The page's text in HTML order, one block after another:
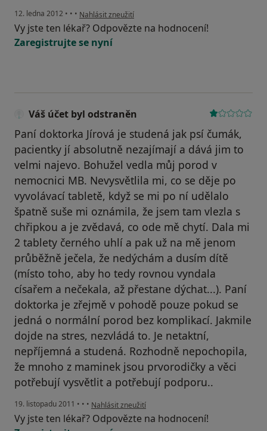
12. ledna 2012 • • • podle názoru uživatele Váš účet byl odstraněn
Nahlásit zneužití
Vy jste ten lékař? Odpovězte na hodnocení!
Zaregistrujte se nyní
Váš účet byl odstraněn
Paní doktorka Jírová je studená jak psí čumák,
pacientky jí absolutně nezajímají a dává jim to
velmi najevo. Bohužel vedla můj porod v
nemocnici MB. Nevysvětlila mi, co se děje po
vyvolávací tabletě, když se mi po ní udělalo
špatně suše mi oznámila, že jsem tam vlezla s
chřipkou a je zvědavá, co ode mě chytí. Dala mi
2 tablety černého uhlí a pak už na mě jenom
průběžně ječela, že nedýchám a dusím dítě
(místo toho, aby ho tedy rovnou vyndala
císařem a nečekala, až přestane dýchat...). Paní
doktorka je zřejmě v pohodě pouze pokud se
jedná o normální porod bez komplikací. Jakmile
dojde na stres, nezvládá to. Je netaktní,
nepříjemná a studená. Rozhodně nepochopila,
že mnoho z maminek jsou prvorodičky a věci
potřebují vysvětlit a potřebují podporu..
19. listopadu 2011 • • • podle názoru uživatele Váš účet byl odstraněn
Nahlásit zneužití
Vy jste ten lékař? Odpovězte na hodnocení!